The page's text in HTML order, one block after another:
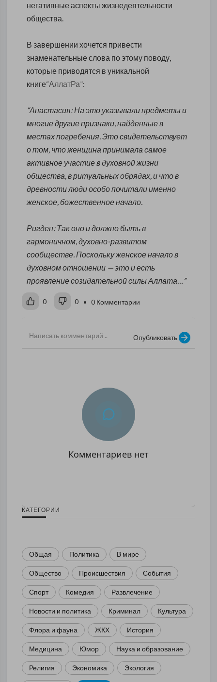
негативные аспекты жизнедеятельности
общества.
В завершении хочется привести
знаменательные слова по этому поводу,
которые приводятся в уникальной
книге“АллатРа”:
“Анастасия: На это указывали предметы и
многие другие признаки, найденные в
местах погребения. Это свидетельствует
о том, что женщина принимала самое
активное участие в духовной жизни
общества, в ритуальных обрядах, и что в
древности люди особо почитали именно
женское, божественное начало.
Ригден: Так оно и должно быть в
гармоничном, духовно-развитом
сообществе. Поскольку женское начало в
духовном отношении — это и есть
проявление созидательной силы Аллата…”
0 0 • 0 Комментарии
Опубликовать
Комментариев нет
КАТЕГОРИИ
Общая Политика В мире
Общество Происшествия События
Спорт Комедия Развлечение
Новости и политика Криминал Культура
Флора и фауна ЖКХ История
Медицина Юмор Наука и образование
Религия Экономика Экология